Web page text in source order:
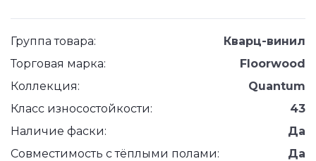
Группа товара:
Кварц-винил
Торговая марка:
Floorwood
Коллекция:
Quantum
Класс износостойкости:
43
Наличие фаски:
Да
Совместимость с тёплыми полами:
Да